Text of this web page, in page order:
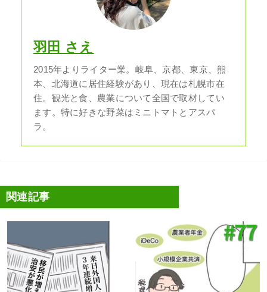
羽田 さえ
2015年よりライター業。岐阜、京都、東京、熊
本、北海道に居住経験があり、現在は札幌市在
住。観光と食、農業について全国で取材してい
ます。特に好きな野菜はミニトマトとアスパ
ラ。
関連記事